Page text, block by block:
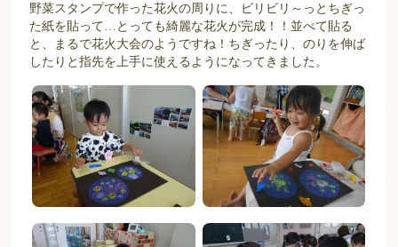
野菜スタンプで作った花火の周りに、ビリビリ～っとちぎっ
た紙を貼って…とっても綺麗な花火が完成！！並べて貼る
と、まるで花火大会のようですね！ちぎったり、のりを伸ば
したりと指先を上手に使えるようになってきました。